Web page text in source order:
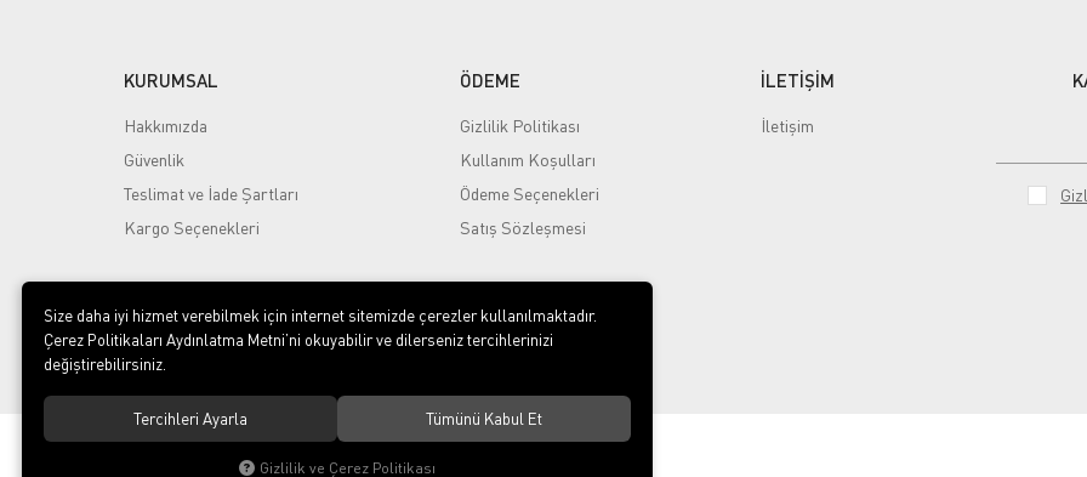
KURUMSAL
Hakkımızda
Güvenlik
Teslimat ve İade Şartları
Kargo Seçenekleri
ÖDEME
Gizlilik Politikası
Kullanım Koşulları
Ödeme Seçenekleri
Satış Sözleşmesi
İLETİŞİM
İletişim
© 2020Yayla Kuruyemiş İç ve Dış Ticaret Gıda Sanayi Limited
Şirketi. Tüm hakları saklıdır.
Size daha iyi hizmet verebilmek için internet sitemizde çerezler kullanılmaktadır.
Çerez Politikaları Aydınlatma Metni’ni okuyabilir ve dilerseniz tercihlerinizi
değiştirebilirsiniz.
Tercihleri Ayarla Tümünü Kabul Et
Gizlilik ve Çerez Politikası